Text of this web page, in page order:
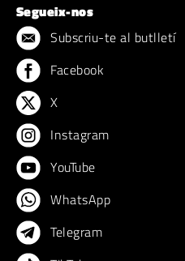
Segueix-nos
Subscriu-te al butlletí
Facebook
X
Instagram
YouTube
WhatsApp
Telegram